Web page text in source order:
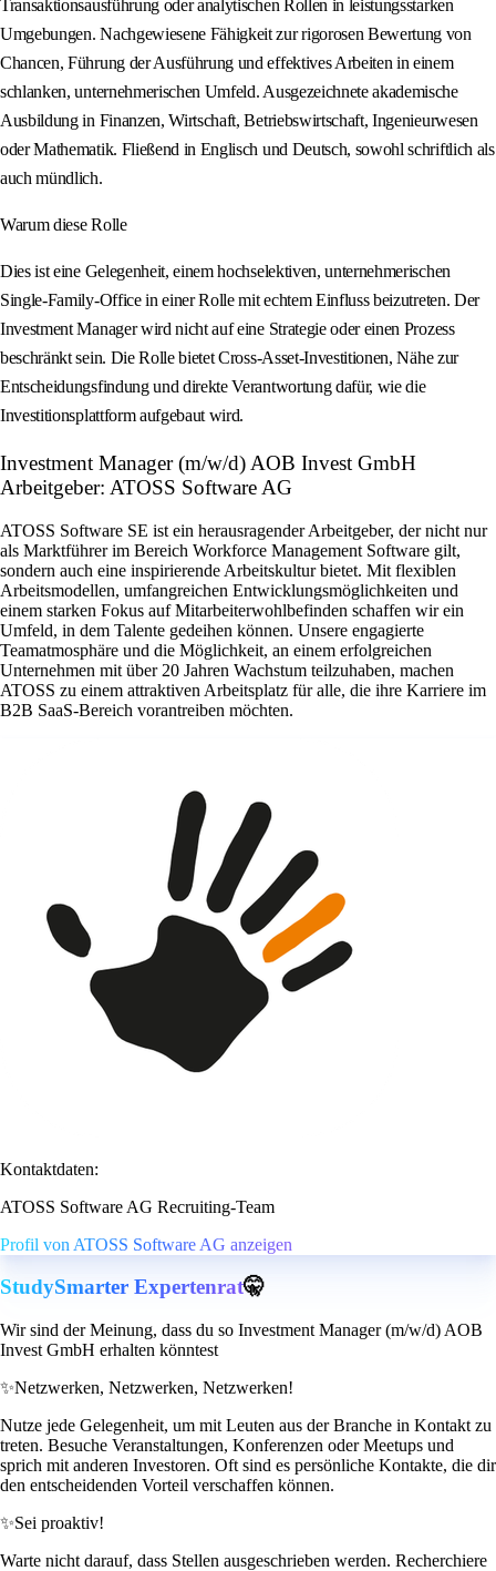
Transaktionsausführung oder analytischen Rollen in leistungsstarken
Umgebungen. Nachgewiesene Fähigkeit zur rigorosen Bewertung von
Chancen, Führung der Ausführung und effektives Arbeiten in einem
schlanken, unternehmerischen Umfeld. Ausgezeichnete akademische
Ausbildung in Finanzen, Wirtschaft, Betriebswirtschaft, Ingenieurwesen
oder Mathematik. Fließend in Englisch und Deutsch, sowohl schriftlich als
auch mündlich.
Warum diese Rolle
Dies ist eine Gelegenheit, einem hochselektiven, unternehmerischen
Single-Family-Office in einer Rolle mit echtem Einfluss beizutreten. Der
Investment Manager wird nicht auf eine Strategie oder einen Prozess
beschränkt sein. Die Rolle bietet Cross-Asset-Investitionen, Nähe zur
Entscheidungsfindung und direkte Verantwortung dafür, wie die
Investitionsplattform aufgebaut wird.
Investment Manager (m/w/d) AOB Invest GmbH
Arbeitgeber: ATOSS Software AG
ATOSS Software SE ist ein herausragender Arbeitgeber, der nicht nur
als Marktführer im Bereich Workforce Management Software gilt,
sondern auch eine inspirierende Arbeitskultur bietet. Mit flexiblen
Arbeitsmodellen, umfangreichen Entwicklungsmöglichkeiten und
einem starken Fokus auf Mitarbeiterwohlbefinden schaffen wir ein
Umfeld, in dem Talente gedeihen können. Unsere engagierte
Teamatmosphäre und die Möglichkeit, an einem erfolgreichen
Unternehmen mit über 20 Jahren Wachstum teilzuhaben, machen
ATOSS zu einem attraktiven Arbeitsplatz für alle, die ihre Karriere im
B2B SaaS-Bereich vorantreiben möchten.
Kontaktdaten:
ATOSS Software AG Recruiting-Team
Profil von ATOSS Software AG anzeigen
StudySmarter Expertenrat🤫
Wir sind der Meinung, dass du so Investment Manager (m/w/d) AOB
Invest GmbH erhalten könntest
✨Netzwerken, Netzwerken, Netzwerken!
Nutze jede Gelegenheit, um mit Leuten aus der Branche in Kontakt zu
treten. Besuche Veranstaltungen, Konferenzen oder Meetups und
sprich mit anderen Investoren. Oft sind es persönliche Kontakte, die dir
den entscheidenden Vorteil verschaffen können.
✨Sei proaktiv!
Warte nicht darauf, dass Stellen ausgeschrieben werden. Recherchiere